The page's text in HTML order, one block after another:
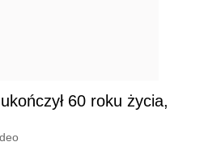
60 roku życia,